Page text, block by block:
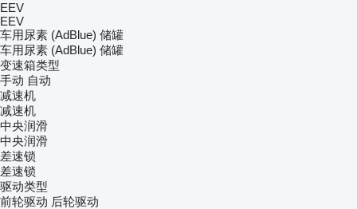
EEV
EEV
车用尿素 (AdBlue) 储罐
车用尿素 (AdBlue) 储罐
变速箱类型
手动 自动
减速机
减速机
中央润滑
中央润滑
差速锁
差速锁
驱动类型
前轮驱动 后轮驱动